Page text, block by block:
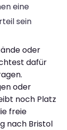
eine
sein
oder
dafür
oder
noch Platz
freie
nach Bristol